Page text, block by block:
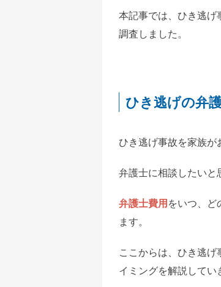
本記事では、ひき逃げ
調査しました。
ひき逃げの弁
ひき逃げ事故を家族が
弁護士に相談したい
弁護士費用 をいつ、ど
ます。
ここからは、ひき逃
イミングを解説してい